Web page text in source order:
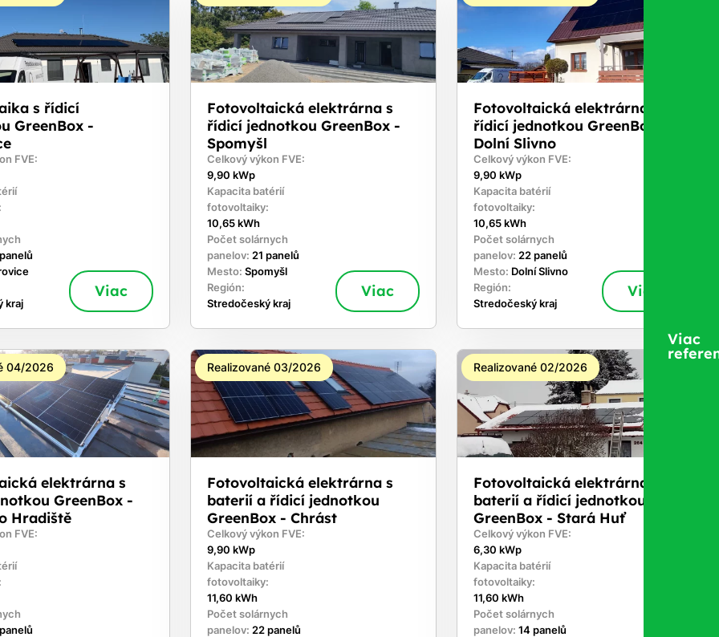
s řídicí
GreenBox -
FVE:
kraj
Viac
Fotovoltaická elektrárna s
řídicí jednotkou GreenBox -
Spomyšl
Celkový výkon FVE:
9,90 kWp
Kapacita batérií
fotovoltaiky:
10,65 kWh
Počet solárnych
panelov: 21 panelů
Mesto: Spomyšl
Región:
Stredočeský kraj
Viac
Fotovoltaická elektrárna s
řídicí jednotkou GreenBox -
Dolní Slivno
Celkový výkon FVE:
9,90 kWp
Kapacita batérií
fotovoltaiky:
10,65 kWh
Počet solárnych
panelov: 22 panelů
Mesto: Dolní Slivno
Región:
Stredočeský kraj
Viac
04/2026
elektrárna s
GreenBox -
Hradiště
FVE:
Realizované 03/2026
Fotovoltaická elektrárna s
baterií a řídicí jednotkou
GreenBox - Chrást
Celkový výkon FVE:
9,90 kWp
Kapacita batérií
fotovoltaiky:
11,60 kWh
Počet solárnych
panelov: 22 panelů
Realizované 02/2026
Fotovoltaická elektrárna s
baterií a řídicí jednotkou
GreenBox - Stará Huť
Celkový výkon FVE:
6,30 kWp
Kapacita batérií
fotovoltaiky:
11,60 kWh
Počet solárnych
panelov: 14 panelů
Viac